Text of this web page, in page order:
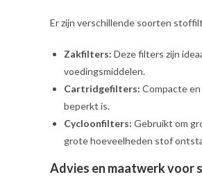
Er zijn verschillende soorten
Zakfilters: Deze filters zijn
voedingsmiddelen.
Cartridgefilters: Compacte
beperkt is.
Cycloonfilters: Gebruikt om
grote hoeveelheden stof
Advies en maatwerk